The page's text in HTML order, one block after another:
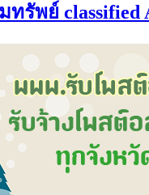
รัพย์